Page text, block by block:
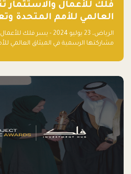
فلك للأعمال والاستثمار
العالمي للأمم المتحدة
بالاستدامة مع مسرعة
المناخ
الرياض، 23 يوليو 2024 -